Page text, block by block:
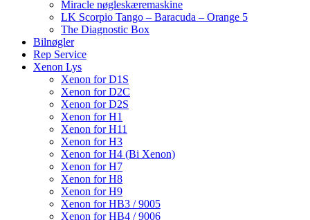
Miracle nøgleskæremaskine
LK Scorpio Tango – Baracuda – Orange 5
The Diagnostic Box
Bilnøgler
Rep Service
Xenon Lys
Xenon for D1S
Xenon for D2C
Xenon for D2S
Xenon for H1
Xenon for H11
Xenon for H3
Xenon for H4 (Bi Xenon)
Xenon for H7
Xenon for H8
Xenon for H9
Xenon for HB3 / 9005
Xenon for HB4 / 9006